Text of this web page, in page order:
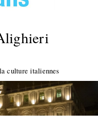
culture italiennes